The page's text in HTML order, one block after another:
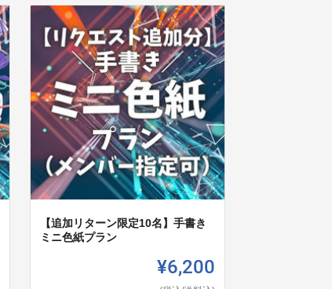
【追加リターン限定10名】手書き
ミニ色紙プラン
¥6,200